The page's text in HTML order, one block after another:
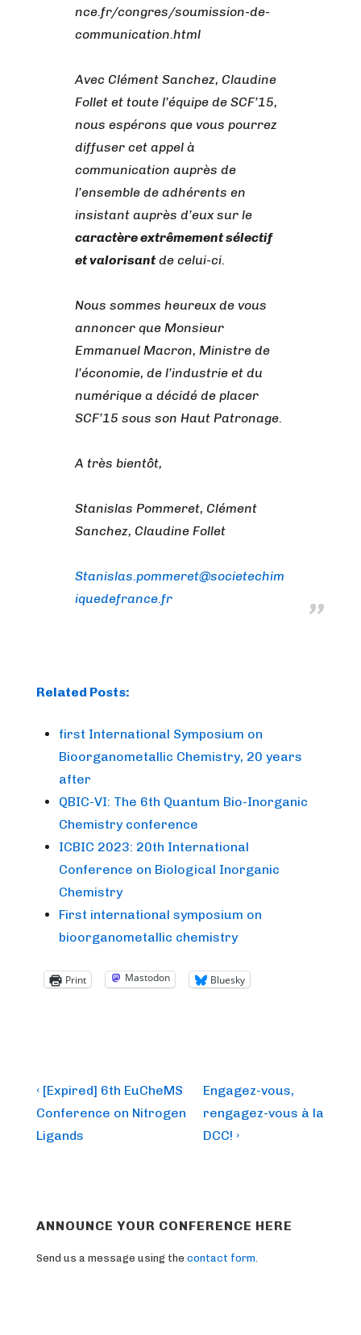
nce.fr/congres/soumission-de-
communication.html
Avec Clément Sanchez, Claudine
Follet et toute l’équipe de SCF’15,
nous espérons que vous pourrez
diffuser cet appel à
communication auprès de
l’ensemble de adhérents en
insistant auprès d’eux sur le
caractère extrêmement sélectif
et valorisantde celui-ci.
Nous sommes heureux de vous
annoncer que Monsieur
Emmanuel Macron, Ministre de
l’économie, de l’industrie et du
numérique a décidé de placer
SCF’15 sous son Haut Patronage.
A très bientôt,
Stanislas Pommeret, Clément
Sanchez, Claudine Follet
Stanislas.pommeret@societechim
iquedefrance.fr
Related Posts:
first International Symposium on
Bioorganometallic Chemistry, 20 years
after
QBIC-VI: The 6th Quantum Bio-Inorganic
Chemistry conference
ICBIC 2023: 20th International
Conference on Biological Inorganic
Chemistry
First international symposium on
bioorganometallic chemistry
Print Mastodon Bluesky
Post
navigation
Previous
Post
is
‹ [Expired] 6th EuCheMS
Conference on Nitrogen
Ligands
Next
Post
is
Engagez-vous,
rengagez-vous à la
DCC! ›
ANNOUNCE YOUR CONFERENCE HERE
Send us a message using the contact form